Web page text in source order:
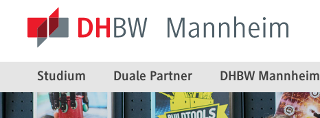
Studium Duale Partner DHBW Mannheim